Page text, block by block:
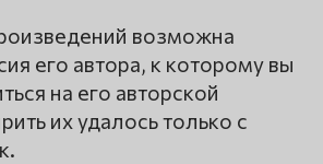
возможна
его автора, к которому вы
на его авторской
их удалось только с